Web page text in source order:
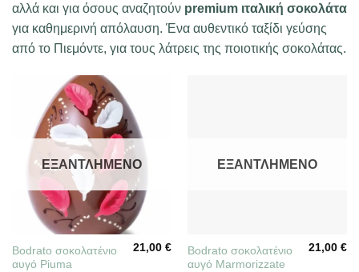
αλλά και για όσους αναζητούν premium ιταλική σοκολάτα
για καθημερινή απόλαυση. Ένα αυθεντικό ταξίδι γεύσης
από το Πιεμόντε, για τους λάτρεις της ποιοτικής σοκολάτας.
ΕΞΑΝΤΛΗΜΈΝΟ
Bodrato σοκολατένιο
αυγό Piuma
21,00€
ΕΞΑΝΤΛΗΜΈΝΟ
Bodrato σοκολατένιο
αυγό Marmorizzate
21,00€